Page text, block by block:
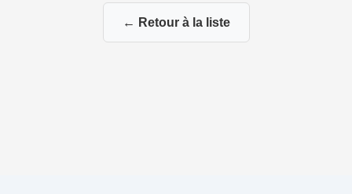
← Retour à la liste